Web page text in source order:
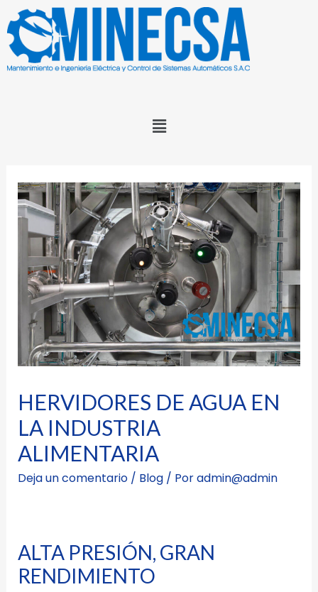
HERVIDORES DE AGUA EN
LA INDUSTRIA
ALIMENTARIA
Deja un comentario / Blog/ Poradmin@admin
ALTA PRESIÓN, GRAN
RENDIMIENTO